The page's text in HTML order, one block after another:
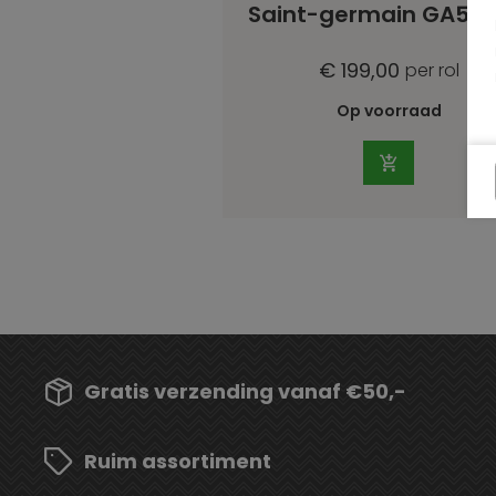
Saint-germain GA5
€ 199,00 per rol
Op voorraad
Gratis verzending vanaf €50,-
Ruim assortiment